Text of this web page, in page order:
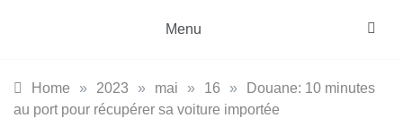
Menu
Home » 2023 » mai » 16 »
Douane: 10 minutes
au port pour récupérer sa voiture importée